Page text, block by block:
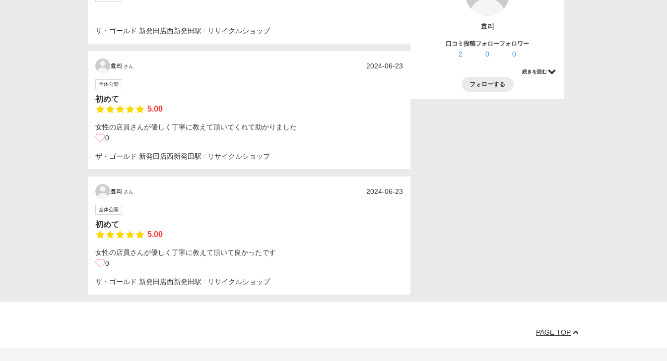
ザ・ゴールド 新発田店西新発田駅 リサイクルショップ
효리 さん 2024-06-23
全体公開
初めて
5.00
女性の店員さんが優しく丁寧に教えて頂いてくれて助かりました
0
ザ・ゴールド 新発田店西新発田駅 リサイクルショップ
효리 さん 2024-06-23
全体公開
初めて
5.00
女性の店員さんが優しく丁寧に教えて頂いて良かったです
0
ザ・ゴールド 新発田店西新発田駅 リサイクルショップ
효리
口コミ投稿
2
フォロー
0
フォロワー
0
続きを読む
フォローする
PAGE TOP